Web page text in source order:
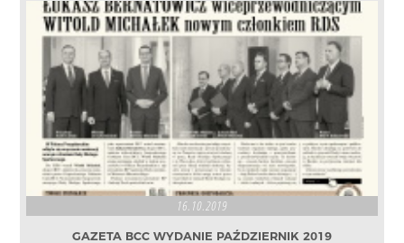
16.10.2019
GAZETA BCC WYDANIE PAŹDZIERNIK 2019